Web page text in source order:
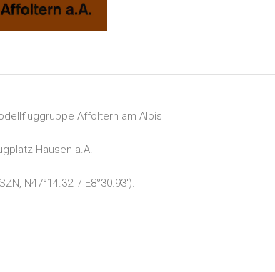
Affoltern am Albis
Hausen a.A.
N47°14.32' / E8°30.93').